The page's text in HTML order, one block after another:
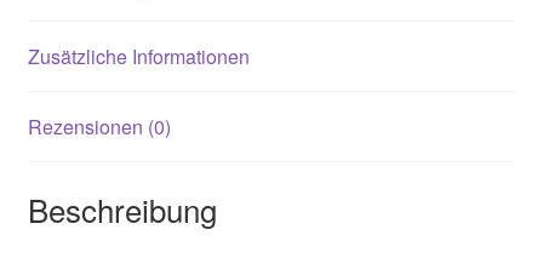
Zusätzliche Informationen
Rezensionen (0)
Beschreibung